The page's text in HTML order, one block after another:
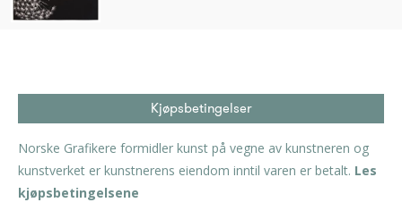
Kjøpsbetingelser
Norske Grafikere formidler kunst på vegne av kunstneren og
kunstverket er kunstnerens eiendom inntil varen er betalt. Les
kjøpsbetingelsene